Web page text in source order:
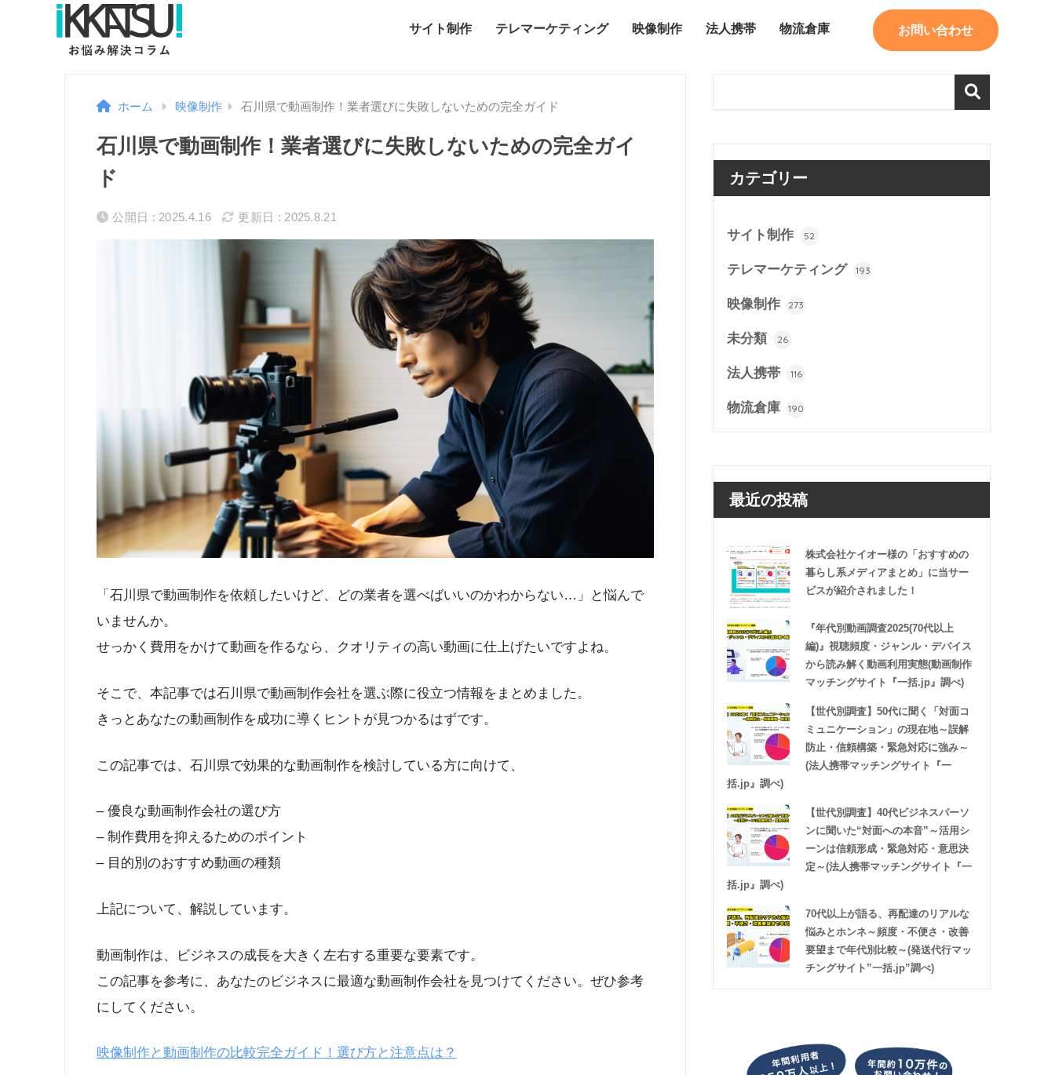
サイト制作 テレマーケティング 映像制作 法人携帯 物流倉庫 お問い合わせ
ホーム 映像制作 石川県で動画制作！業者選びに失敗しないための完全ガイド
石川県で動画制作！業者選びに失敗しないための完全ガイ
ド
公開日 : 2025.4.16 更新日 : 2025.8.21
「石川県で動画制作を依頼したいけど、どの業者を選べばいいのかわからない…」と悩んで
いませんか。
せっかく費用をかけて動画を作るなら、クオリティの高い動画に仕上げたいですよね。
そこで、本記事では石川県で動画制作会社を選ぶ際に役立つ情報をまとめました。
きっとあなたの動画制作を成功に導くヒントが見つかるはずです。
この記事では、石川県で効果的な動画制作を検討している方に向けて、
– 優良な動画制作会社の選び方
– 制作費用を抑えるためのポイント
– 目的別のおすすめ動画の種類
上記について、解説しています。
動画制作は、ビジネスの成長を大きく左右する重要な要素です。
この記事を参考に、あなたのビジネスに最適な動画制作会社を見つけてください。ぜひ参考
にしてください。
映像制作と動画制作の比較完全ガイド！選び方と注意点は？
カテゴリー
サイト制作 52
テレマーケティング 193
映像制作 273
未分類 26
法人携帯 116
物流倉庫 190
最近の投稿
株式会社ケイオー様の「おすすめの
暮らし系メディアまとめ」に当サー
ビスが紹介されました！
『年代別動画調査2025(70代以上
編)』視聴頻度・ジャンル・デバイス
から読み解く動画利用実態(動画制作
マッチングサイト『一括.jp』調べ)
【世代別調査】50代に聞く「対面コ
ミュニケーション」の現在地～誤解
防止・信頼構築・緊急対応に強み～
(法人携帯マッチングサイト『一
括.jp』調べ)
【世代別調査】40代ビジネスパーソ
ンに聞いた“対面への本音”～活用シ
ーンは信頼形成・緊急対応・意思決
定～(法人携帯マッチングサイト『一
括.jp』調べ)
70代以上が語る、再配達のリアルな
悩みとホンネ～頻度・不便さ・改善
要望まで年代別比較～(発送代行マッ
チングサイト”一括.jp”調べ)